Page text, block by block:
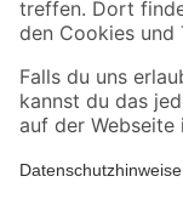
Alle Preisangaben in EUR
Umständen nicht in allen
Produkte nur solange der
*Paketversand ab 59 €